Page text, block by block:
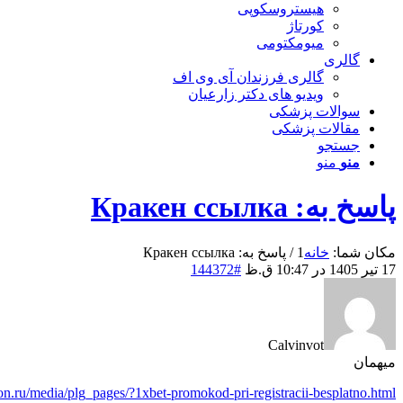
هیستروسکوپی
کورتاژ
میومکتومی
گالری
گالری فرزندان آی وی اف
ویدیو های دکتر زارعیان
سوالات پزشکی
مقالات پزشکی
جستجو
منو منو
پاسخ به: Кракен ссылка
مکان شما: خانه 1
/ پاسخ به: Кракен ссылка
17 تیر 1405 در 10:47 ق.ظ
#144372
Calvinvot
میهمان
media/plg_pages/?1xbet-promokod-pri-registracii-besplatno.html